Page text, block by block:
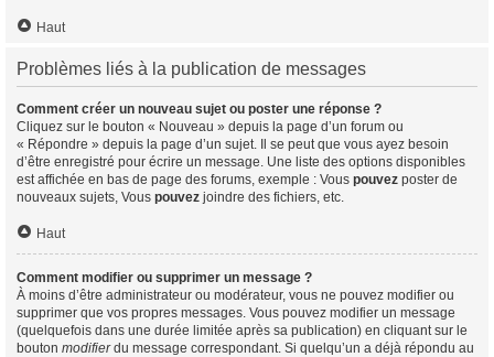
Haut
Problèmes liés à la publication de messages
Comment créer un nouveau sujet ou poster une réponse ?
Cliquez sur le bouton « Nouveau » depuis la page d’un forum ou
« Répondre » depuis la page d’un sujet. Il se peut que vous ayez besoin
d’être enregistré pour écrire un message. Une liste des options disponibles
est affichée en bas de page des forums, exemple : Vous pouvez poster de
nouveaux sujets, Vous pouvez joindre des fichiers, etc.
Haut
Comment modifier ou supprimer un message ?
À moins d’être administrateur ou modérateur, vous ne pouvez modifier ou
supprimer que vos propres messages. Vous pouvez modifier un message
(quelquefois dans une durée limitée après sa publication) en cliquant sur le
bouton modifierdu message correspondant. Si quelqu’un a déjà répondu au